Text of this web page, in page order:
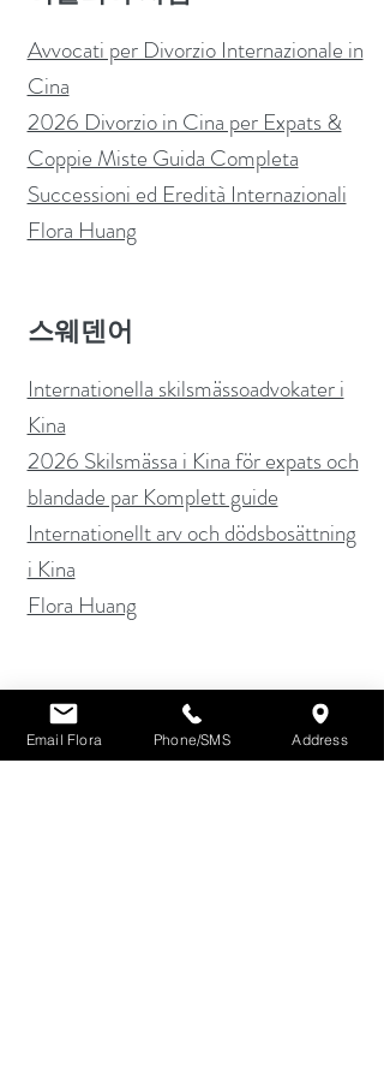
Avvocati per Divorzio Internazionale in
Cina
2026 Divorzio in Cina per Expats &
Coppie Miste Guida Completa
Successioni ed Eredità Internazionali
Flora Huang
스웨덴어
Internationella skilsmässoadvokater i
Kina
2026 Skilsmässa i Kina för expats och
blandade par Komplett guide
Internationellt arv och dödsbosättning
i Kina
Flora Huang
스페인 사람
Abogados de Divorcio Internacional
Email Flora Phone/SMS Address